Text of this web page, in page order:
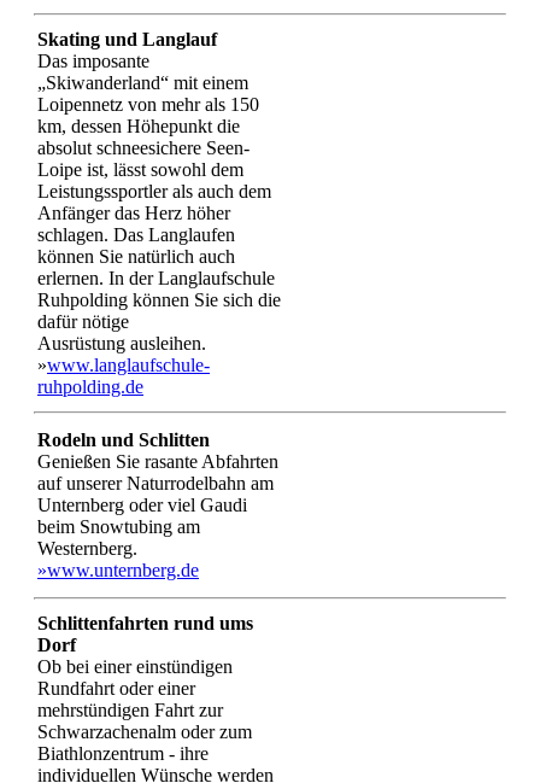
Skating und Langlauf
Das imposante
„Skiwanderland“ mit einem
Loipennetz von mehr als 150
km, dessen Höhepunkt die
absolut schneesichere Seen-
Loipe ist, lässt sowohl dem
Leistungssportler als auch dem
Anfänger das Herz höher
schlagen. Das Langlaufen
können Sie natürlich auch
erlernen. In der Langlaufschule
Ruhpolding können Sie sich die
dafür nötige
Ausrüstung ausleihen.
»www.langlaufschule-
ruhpolding.de
Rodeln und Schlitten
Genießen Sie rasante Abfahrten
auf unserer Naturrodelbahn am
Unternberg oder viel Gaudi
beim Snowtubing am
Westernberg.
»www.unternberg.de
Schlittenfahrten rund ums
Dorf
Ob bei einer einstündigen
Rundfahrt oder einer
mehrstündigen Fahrt zur
Schwarzachenalm oder zum
Biathlonzentrum - ihre
individuellen Wünsche werden